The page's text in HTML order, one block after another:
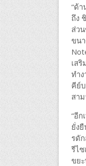
“ด้
ถึง
ส่ว
ขน
เส
ทำ
คีย์
สา
“อี
ยั่ง
รดั
รีไ
ขย